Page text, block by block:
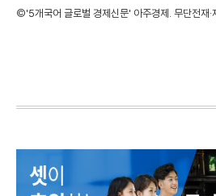
©'5개국어 글로벌 경제신문' 아주경제. 무단전재·